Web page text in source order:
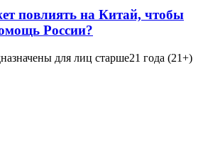
повлиять на Китай, чтобы
России?
для лиц старше21 года (21+)